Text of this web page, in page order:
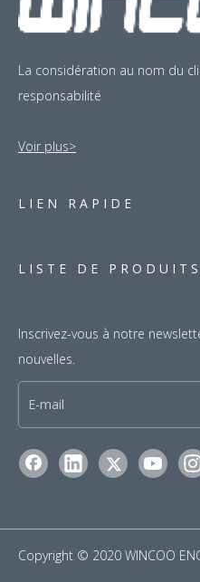
La considération au nom du
responsabilité
Voir plus>
LIEN RAPIDE
LISTE DE PRODUITS
Inscrivez-vous à notre
nouvelles.
Copyright © 2020 WINCOO